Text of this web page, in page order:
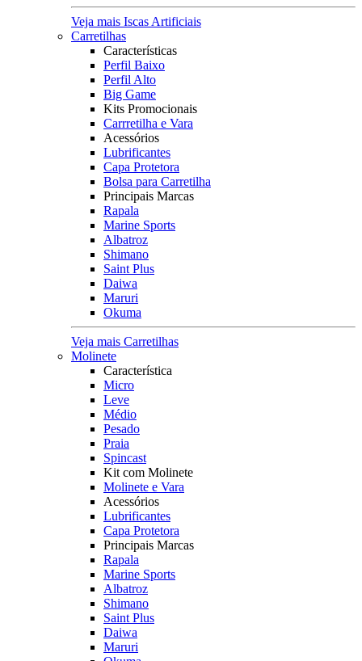
Veja mais Iscas Artificiais
Carretilhas
Características
Perfil Baixo
Perfil Alto
Big Game
Kits Promocionais
Carrretilha e Vara
Acessórios
Lubrificantes
Capa Protetora
Bolsa para Carretilha
Principais Marcas
Rapala
Marine Sports
Albatroz
Shimano
Saint Plus
Daiwa
Maruri
Okuma
Veja mais Carretilhas
Molinete
Característica
Micro
Leve
Médio
Pesado
Praia
Spincast
Kit com Molinete
Molinete e Vara
Acessórios
Lubrificantes
Capa Protetora
Principais Marcas
Rapala
Marine Sports
Albatroz
Shimano
Saint Plus
Daiwa
Maruri